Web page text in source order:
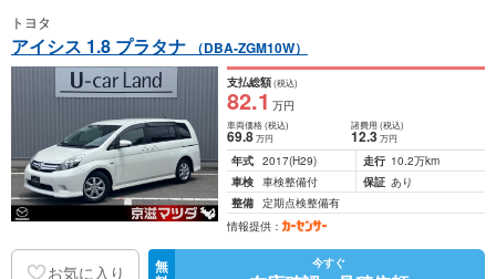
トヨタ
アイシス 1.8 プラタナ （DBA-ZGM10W）
支払総額(税込)
82.1 万円
車両価格(税込)
69.8万円
諸費用 (税込)
12.3 万円
年式 2017(H29) 走行 10.2万km
車検 車検整備付 保証 あり
整備 定期点検整備有
情報提供：
お気に入り 無 今すぐ